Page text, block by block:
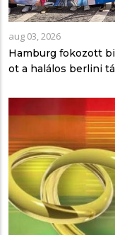
aug 03, 2026
Hamburg fokozott
ot a halálos berlini